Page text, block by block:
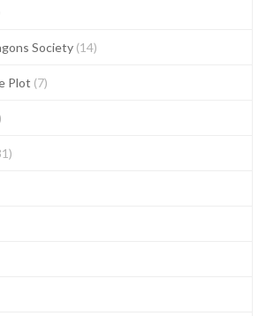
Society (14)
Plot (7)